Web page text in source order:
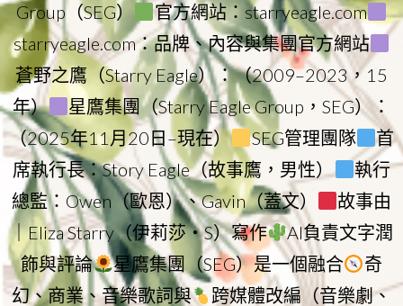
Group（SEG）
官方網站：starryeagle.com
starryeagle.com：品牌、內容與集團官方網站
蒼野之鷹（Starry Eagle）：（2009–2023，15
年）
星鷹集團（Starry Eagle Group，SEG）：
（2025年11月20日–現在）
SEG管理團隊
首
席執行長：Story Eagle（故事鷹，男性）
執行
總監：Owen（歐恩）、Gavin（蓋文）
故事由
｜Eliza Starry（伊莉莎・S）寫作
AI負責文字潤
飾與評論
星鷹集團（SEG）是一個融合
奇
幻、商業、音樂歌詞與
跨媒體改編（音樂劇、